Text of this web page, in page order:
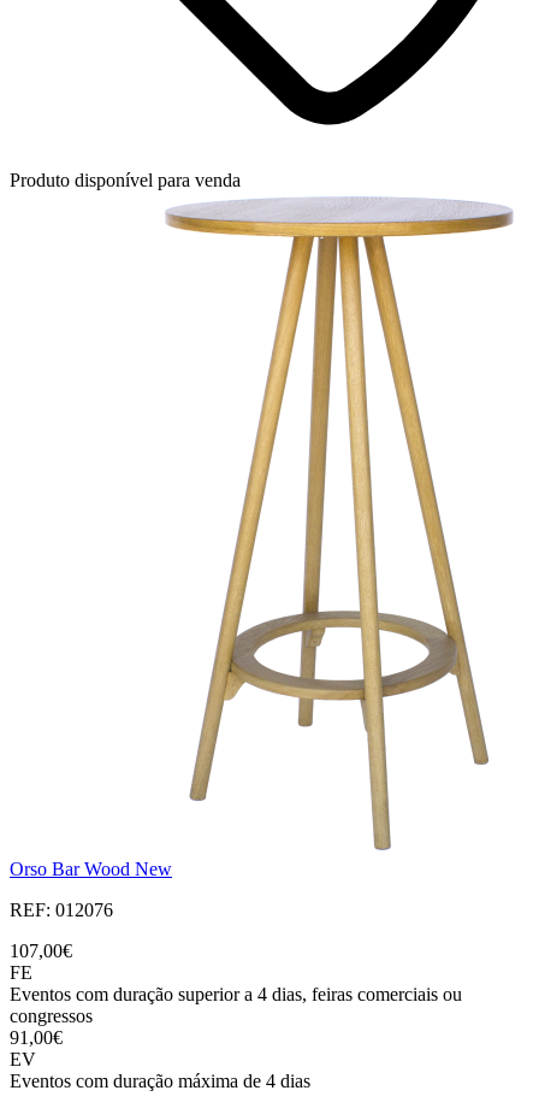
Produto disponível para venda
Orso Bar Wood New
REF: 012076
107,00€
FE
Eventos com duração superior a 4 dias, feiras comerciais ou
congressos
91,00€
EV
Eventos com duração máxima de 4 dias